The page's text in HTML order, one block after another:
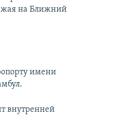
на Ближний
имени
внутренней